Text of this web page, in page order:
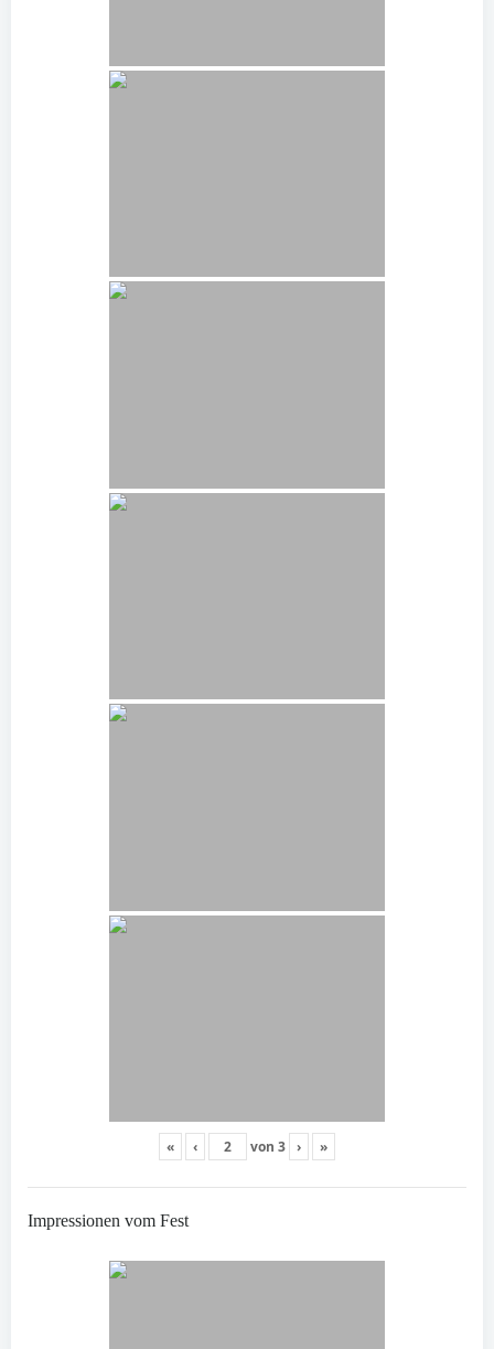
« ‹ von 3 › »
Impressionen vom Fest